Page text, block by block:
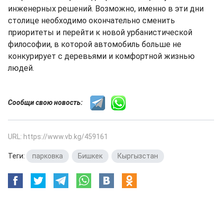
инженерных решений. Возможно, именно в эти дни
столице необходимо окончательно сменить
приоритеты и перейти к новой урбанистической
философии, в которой автомобиль больше не
конкурирует с деревьями и комфортной жизнью
людей.
Сообщи свою новость:
URL: https://www.vb.kg/459161
Теги: парковка Бишкек Кыргызстан